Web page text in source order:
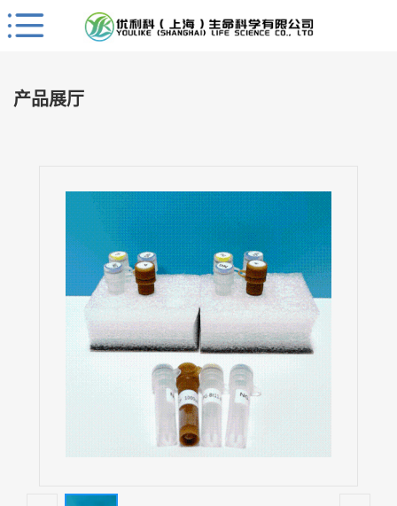
Close
首
产品展厅